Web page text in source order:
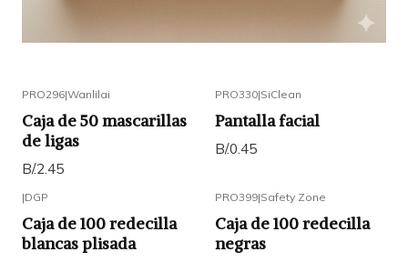
PRO296|Wanlilai
Caja de 50 mascarillas
de ligas
B/.2.45
PRO330|SiClean
Pantalla facial
B/.0.45
|DGP
Caja de 100 redecilla
blancas plisada
PRO399|Safety Zone
Caja de 100 redecilla
negras